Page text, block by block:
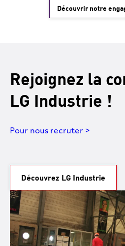
Découvrir notre
Rejoignez la
LG Industrie !
Pour nous recruter >
Découvrez LG Industrie